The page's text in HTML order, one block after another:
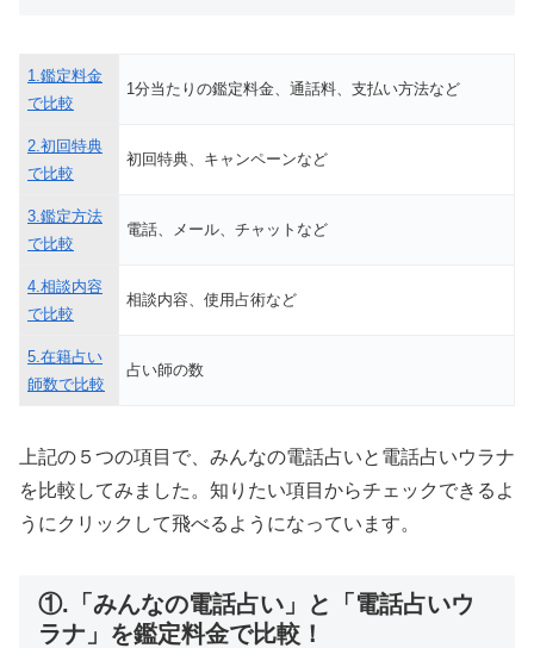
1.鑑定料金
で比較
1分当たりの鑑定料金、通話料、支払い方法など
2.初回特典
で比較
初回特典、キャンペーンなど
3.鑑定方法
で比較
電話、メール、チャットなど
4.相談内容
で比較
相談内容、使用占術など
5.在籍占い
師数で比較
占い師の数
上記の５つの項目で、みんなの電話占いと電話占いウラナ
を比較してみました。知りたい項目からチェックできるよ
うにクリックして飛べるようになっています。
①.「みんなの電話占い」と「電話占いウ
ラナ」を鑑定料金で比較！